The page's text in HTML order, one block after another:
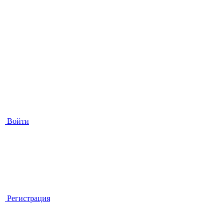
Войти
Регистрация